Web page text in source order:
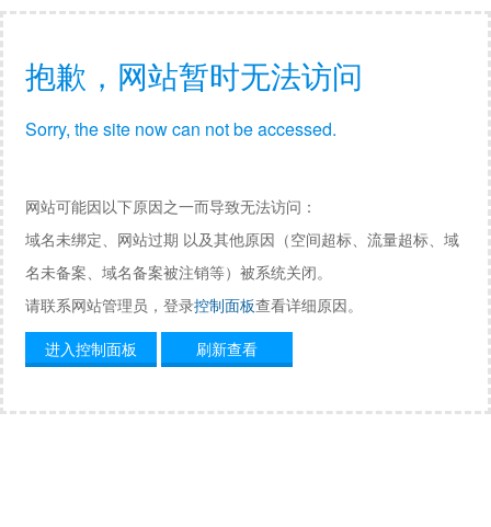
抱歉，网站暂时无法访问
Sorry, the site now can not be accessed.
网站可能因以下原因之一而导致无法访问：
域名未绑定、网站过期 以及其他原因（空间超标、流量超标、域
名未备案、域名备案被注销等）被系统关闭。
请联系网站管理员，登录控制面板查看详细原因。
进入控制面板
刷新查看